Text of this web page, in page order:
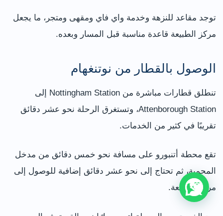
توجد مقاعد للنزهة وخدمة واي فاي ومقهى ومتجر، ما يجعل
مركز الطبيعة قاعدة مناسبة قبل المسار وبعده.
الوصول بالقطار من نوتنغهام
تنطلق قطارات مباشرة من Nottingham Station إلى
Attenborough Station، وتستغرق الرحلة نحو عشر دقائق
تقريبًا في كثير من الخدمات.
تقع محطة أتنبورو على مسافة نحو خمس دقائق من مدخل
المحمية، ثم تحتاج إلى نحو عشر دقائق إضافية للوصول إلى
مركز الطبيعة.